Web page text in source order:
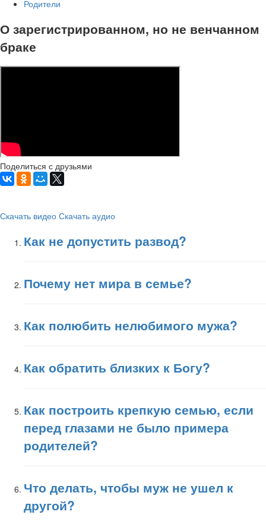
Родители
О зарегистрированном, но не венчанном
браке
Поделиться с друзьями
Скачать видео Скачать аудио
Как не допустить развод?
Почему нет мира в семье?
Как полюбить нелюбимого мужа?
Как обратить близких к Богу?
Как построить крепкую семью, если
перед глазами не было примера
родителей?
Что делать, чтобы муж не ушел к
другой?